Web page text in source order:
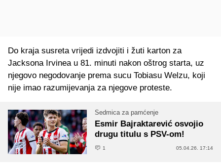
Do kraja susreta vrijedi izdvojiti i žuti karton za
Jacksona Irvinea u 81. minuti nakon oštrog starta, uz
njegovo negodovanje prema sucu Tobiasu Welzu, koji
nije imao razumijevanja za njegove proteste.
Sedmica za pamćenje
Esmir Bajraktarević osvojio
drugu titulu s PSV-om!
1 05.04.26. 17:14